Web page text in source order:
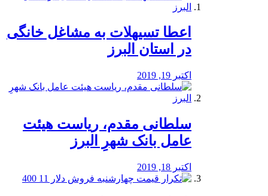
️اعطا تسیهلات به مشاغل خانگی
در استان البرز
اکتبر 19, 2019
سلطانی مقدم، ریاست هیئت
عامل بانک شهرِ البرز
اکتبر 18, 2019